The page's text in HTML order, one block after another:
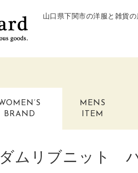
山口県下関市の洋服と雑貨
BRAND
MENS
ITEM
ムリブニット